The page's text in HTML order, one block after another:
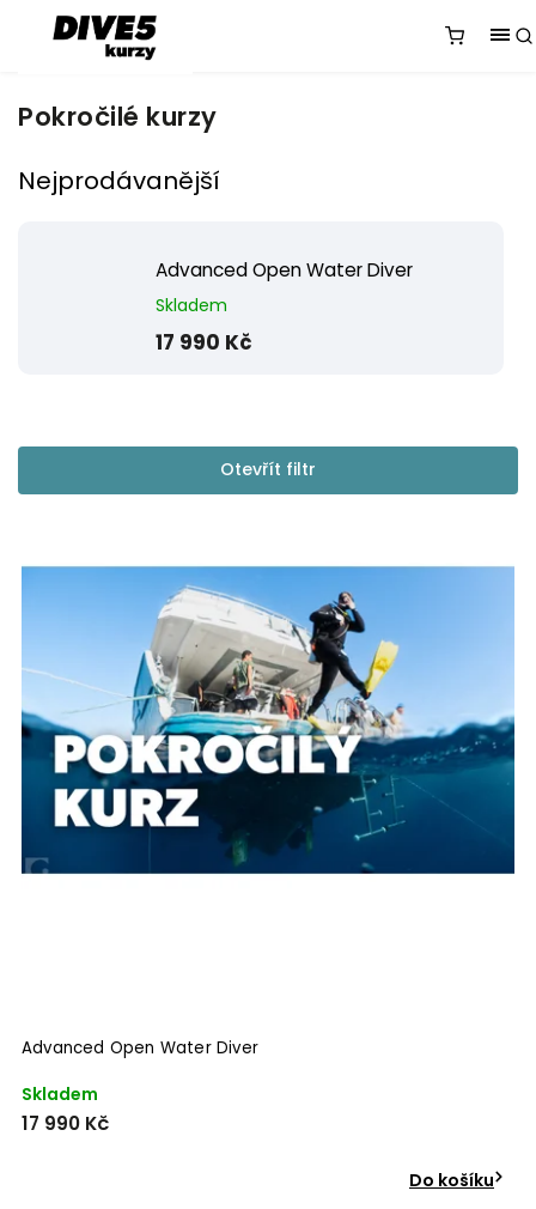
Pokročilé kurzy
Nejprodávanější
Advanced Open Water Diver
Skladem
17 990 Kč
Otevřít filtr
Advanced Open Water Diver
Skladem
17 990 Kč
Do košíku